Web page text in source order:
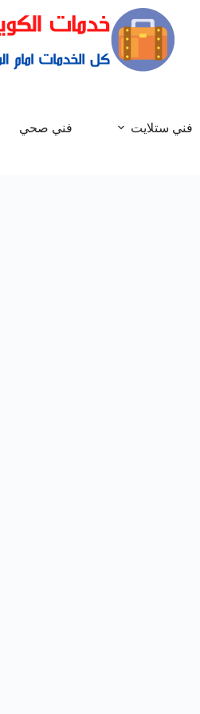
فني ستلايت فني صحي